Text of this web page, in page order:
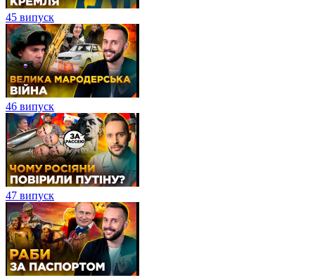
45 випуск
46 випуск
47 випуск